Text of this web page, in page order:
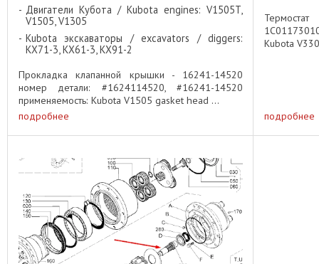
Двигатели Кубота / Kubota engines: V1505T,
V1505, V1305
Kubota экскаваторы / excavators / diggers:
KX71-3, KX61-3, KX91-2
Прокладка клапанной крышки - 16241-14520
номер детали: #1624114520, #16241-14520
применяемость: Kubota V1505 gasket head ...
подробнее
Kubota
подробнее